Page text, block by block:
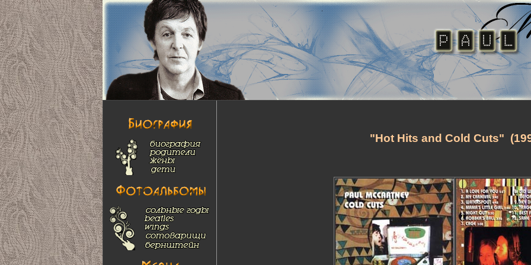
"Hot Hits and Cold Cuts"